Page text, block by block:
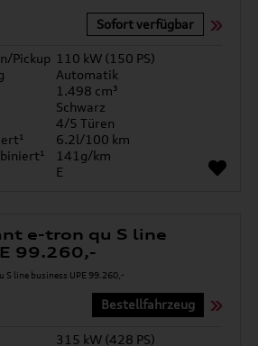
Sofort verfügbar
Pickup 110 kW (150 PS)
Automatik
1.498 cm³
Schwarz
4/5 Türen
6.2l/100 km
141g/km
E
e-tron qu S line
99.260,-
Bestellfahrzeug
315 kW (428 PS)